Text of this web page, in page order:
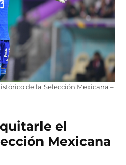
de la Selección Mexicana –
el
Mexicana